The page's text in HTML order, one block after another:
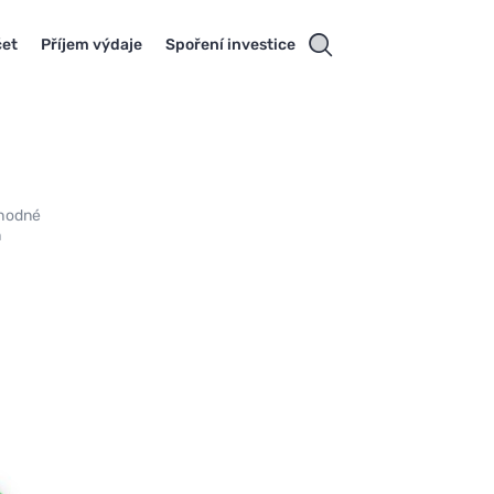
Příjem výdaje Spoření investice